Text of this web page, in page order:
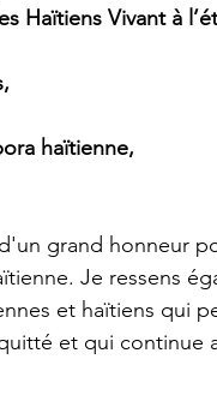
Haïtiens Vivant à
haïtienne,
Je ressens
et haïtiens qui
et qui continue